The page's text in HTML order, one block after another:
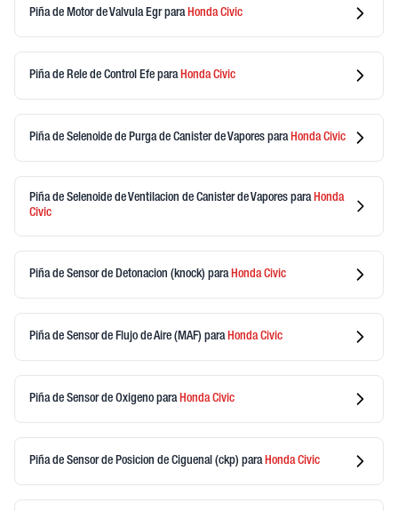
Piña de Motor de Valvula Egrpara HondaCivic
Piña de Rele de Control Efe para HondaCivic
Piña de Selenoide de Purga de Canister de Vapores para HondaCivic
Piña de Selenoide de Ventilacion de Canister de Vapores paraHonda
Civic
Piña de Sensor de Detonacion (knock) para HondaCivic
Piña de Sensor de Flujo de Aire (MAF) para HondaCivic
Piña de Sensor de Oxigeno para HondaCivic
Piña de Sensor de Posicion de Ciguenal (ckp) para HondaCivic